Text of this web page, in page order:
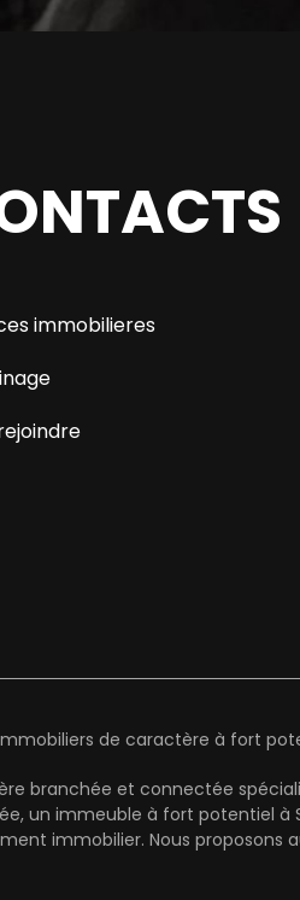
immobilieres
de caractère à fort
branchée et connectée
un immeuble à fort potentiel à
immobilier. Nous proposons